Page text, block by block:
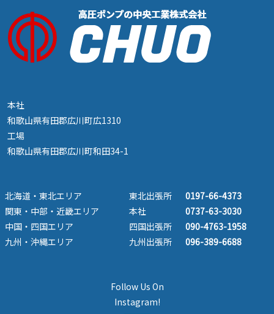
本社
和歌山県有田郡広川町広1310
工場
和歌山県有田郡広川町和田34-1
北海道・東北エリア 東北出張所
0197-66-4373
関東・中部・近畿エリア
本社
0737-63-3030
中国・四国エリア
四国出張所
090-4763-1958
九州・沖縄エリア
九州出張所 096-389-6688
Follow Us On
Instagram!